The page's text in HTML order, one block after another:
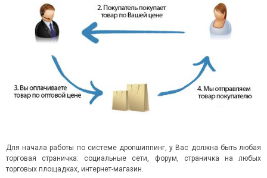
Для начала работы по системе дропшиппинг, у Вас должна быть любая
торговая страничка: социальные сети, форум, страничка на любых
торговых площадках, интернет-магазин.